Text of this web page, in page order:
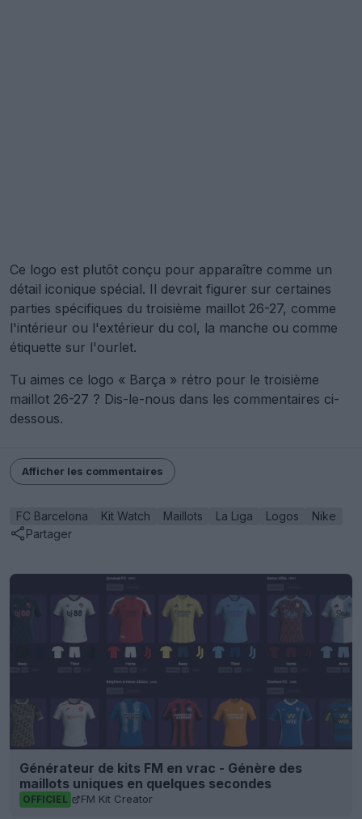
Ce logo est plutôt conçu pour apparaître comme un
détail iconique spécial. Il devrait figurer sur certaines
parties spécifiques du troisième maillot 26-27, comme
l'intérieur ou l'extérieur du col, la manche ou comme
étiquette sur l'ourlet.
Tu aimes ce logo « Barça » rétro pour le troisième
maillot 26-27 ? Dis-le-nous dans les commentaires ci-
dessous.
Afficher les commentaires
FC Barcelona Kit Watch Maillots La Liga Logos
Nike
Partager
Générateur de kits FM en vrac - Génère des
maillots uniques en quelques secondes
OFFICIEL FM Kit Creator